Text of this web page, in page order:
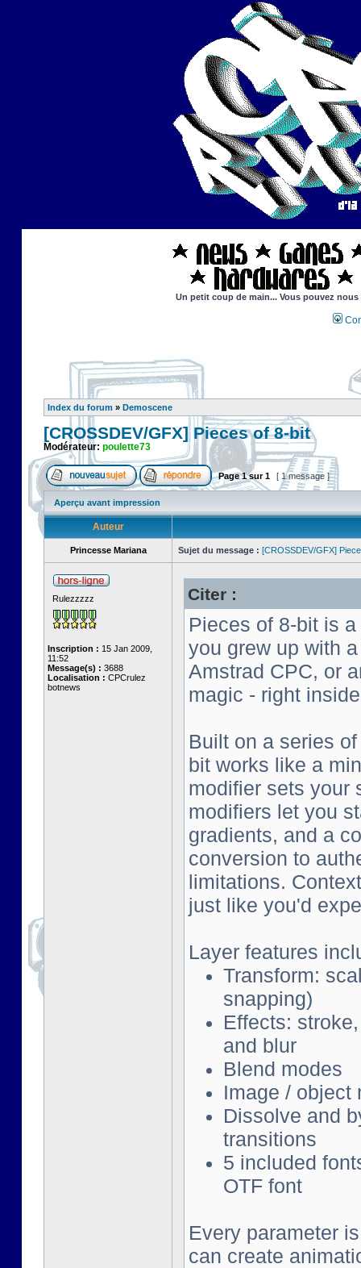
Un petit coup de main... Vous pouvez
Index du forum » Demoscene
[CROSSDEV/GFX] Pieces of 8-bit
Modérateur: poulette73
Page1sur1 [ 1 message ]
Aperçu avant impression
Auteur
Princesse Mariana Sujet du message : [CROSSDEV/GFX]
Rulezzzzz
Inscription : 15 Jan 2009,
11:52
Message(s) : 3688
Localisation : CPCrulez
botnews
Citer :
Pieces of 8-bit is
you grew up with
Amstrad CPC, or
magic - right
Built on a series
bit works like a
modifier sets your
modifiers let you
gradients, and a
conversion to
limitations.
just like you'd
Layer features
Transform:
snapping)
Effects:
and blur
Blend modes
Image / object
Dissolve and
transitions
5 included
OTF font
Every parameter
can create